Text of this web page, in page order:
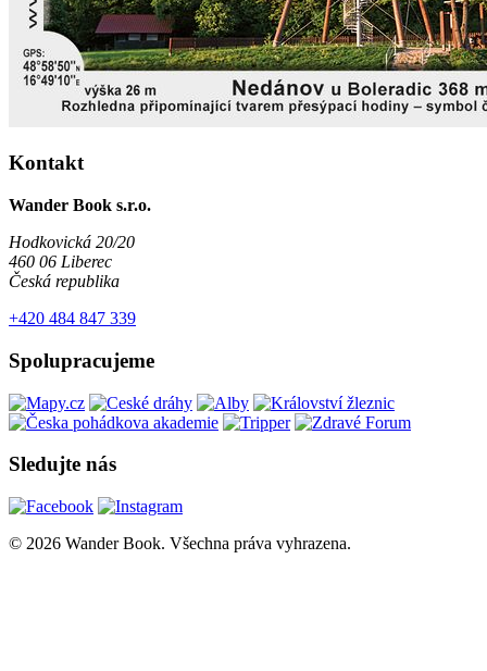
Kontakt
Wander Book s.r.o.
Hodkovická 20/20
460 06 Liberec
Česká republika
+420 484 847 339
Spolupracujeme
Sledujte nás
© 2026 Wander Book. Všechna práva vyhrazena.